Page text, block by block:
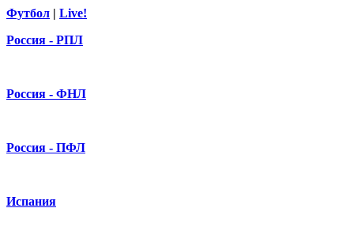
Футбол | Live!
Россия - РПЛ
Россия - ФНЛ
Россия - ПФЛ
Испания